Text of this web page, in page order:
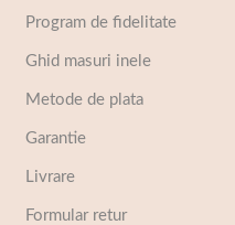
Program de fidelitate
Ghid masuri inele
Metode de plata
Garantie
Livrare
Formular retur